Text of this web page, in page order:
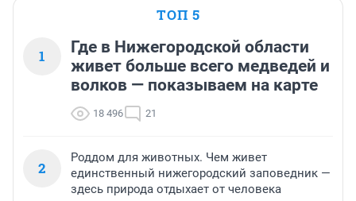
ТОП 5
1
Где в Нижегородской области
живет больше всего медведей и
волков — показываем на карте
18 496 21
2
Роддом для животных. Чем живет
единственный нижегородский заповедник —
здесь природа отдыхает от человека